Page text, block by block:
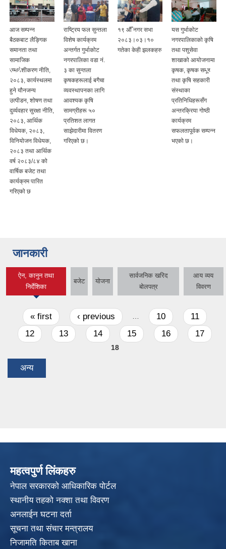
आज सम्पन्न
बैठकबाट लैङ्गिक
समानता तथा
सामाजिक
समावेशीकरण नीति,
२०८३, कार्यस्थलमा
हुने यौनजन्य
उत्पीडन, शोषण तथा
दुर्व्यवहार सुरक्षा नीति,
२०८३, आर्थिक
विधेयक, २०८३,
विनियोजन विधेयक,
२०८३ तथा आर्थिक
वर्ष २०८३/८४ को
वार्षिक बजेट तथा
कार्यक्रम पारित
गरिएको छ
राष्ट्रिय फल सुन्तला
विशेष कार्यक्रम
अन्तर्गत गुर्भाकोट
नगरपालिका वडा नं.
३ का सुन्तला
कृषकहरूलाई बगैचा
व्यवस्थापनका लागि
आवश्यक कृषि
सामग्रीहरू ५०
प्रतिशत लागत
साझेदारीमा वितरण
गरिएको छ।
१९ ‍औँ नगर सभा
२०८३।०३।१०
गतेका केही झलकहरु
यस गुर्भाकोट
नगरपालिकाको कृषि
तथा पशुसेवा
शाखाको आयोजनामा
कृषक, कृषक समूह
तथा कृषि सहकारी
संस्थाका
प्रतिनिधिहरूसँग
अन्तरक्रिया गोष्ठी
कार्यक्रम
सफलतापूर्वक सम्पन्न
भएको छ।
जानकारी
ऐन, कानुन तथा
निर्देशिका
(active tab)
बजेट योजना
सार्वजनिक खरिद
बोलपत्र
आय व्यय
विवरण
Pages
« first ‹ previous … 10
11
12
13 14 15 16 17
18
अन्य
महत्वपुर्ण लिंकहरु
नेपाल सरकारको आधिकारिक पोर्टल
स्थानीय तहको नक्शा तथा विवरण
अनलाईन घटना दर्ता
सूचना तथा संचार मन्त्रालय
निजामति किताब खाना